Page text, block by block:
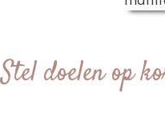
Stel doelen op